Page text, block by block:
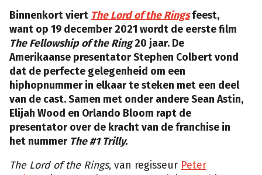
Binnenkort viert The Lord of the Ringsfeest,
want op 19 december 2021 wordt de eerste film
The Fellowship of the Ring20 jaar. De
Amerikaanse presentator Stephen Colbert vond
dat de perfecte gelegenheid om een
hiphopnummer in elkaar te steken met een deel
van de cast. Samen met onder andere Sean Astin,
Elijah Wood en Orlando Bloom rapt de
presentator over de kracht van de franchise in
het nummer The #1 Trilly.
The Lord of the Rings, van regisseur Peter